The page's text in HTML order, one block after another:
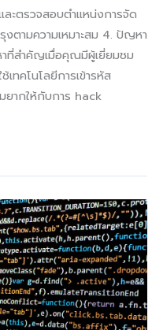
ละตรวจสอบตำแหน่งการจัด
ตามความเหมาะสม 4. ปัญหา
าที่สำคัญเมื่อคุณมีผู้เยี่ยมชม
ทคโนโลยีการเข้ารหัส
ยากให้กับการ hack